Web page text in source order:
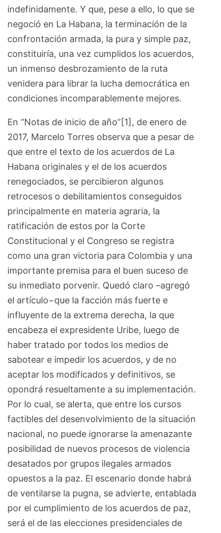
indefinidamente. Y que, pese a ello, lo que se
negoció en La Habana, la terminación de la
confrontación armada, la pura y simple paz,
constituiría, una vez cumplidos los acuerdos,
un inmenso desbrozamiento de la ruta
venidera para librar la lucha democrática en
condiciones incomparablemente mejores.
En “Notas de inicio de año”[1], de enero de
2017, Marcelo Torres observa que a pesar de
que entre el texto de los acuerdos de La
Habana originales y el de los acuerdos
renegociados, se percibieron algunos
retrocesos o debilitamientos conseguidos
principalmente en materia agraria, la
ratificación de estos por la Corte
Constitucional y el Congreso se registra
como una gran victoria para Colombia y una
importante premisa para el buen suceso de
su inmediato porvenir. Quedó claro –agregó
el artículo−que la facción más fuerte e
influyente de la extrema derecha, la que
encabeza el expresidente Uribe, luego de
haber tratado por todos los medios de
sabotear e impedir los acuerdos, y de no
aceptar los modificados y definitivos, se
opondrá resueltamente a su implementación.
Por lo cual, se alerta, que entre los cursos
factibles del desenvolvimiento de la situación
nacional, no puede ignorarse la amenazante
posibilidad de nuevos procesos de violencia
desatados por grupos ilegales armados
opuestos a la paz. El escenario donde habrá
de ventilarse la pugna, se advierte, entablada
por el cumplimiento de los acuerdos de paz,
será el de las elecciones presidenciales de